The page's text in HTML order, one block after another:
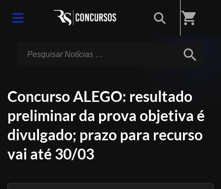
shopping_cart
search
Concurso ALEGO: resultado
preliminar da prova objetiva é
divulgado; prazo para recurso
vai até 30/03